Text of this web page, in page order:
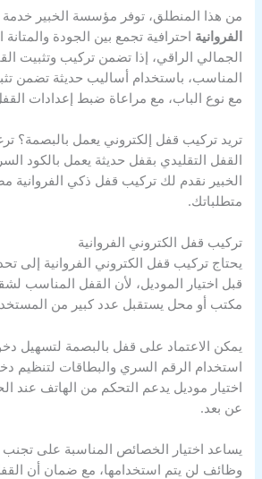
من هذا المنطلق، توفر مؤسسة الخبير
الفروانية احترافية تجمع بين الجودة والمتانة
الجمالي الراقي، إذا تضمن تركيب وتثبيت
المناسب، باستخدام أساليب حديثة تضمن
مع نوع الباب، مع مراعاة ضبط إعدادات
تريد تركيب قفل إلكتروني يعمل بالبصمة؟
القفل التقليدي بقفل حديثة يعمل بالكود
الخبير نقدم لك تركيب قفل ذكي الفروانية
متطلباتك.
تركيب قفل الكتروني الفروانية
يحتاج تركيب قفل الكتروني الفروانية إلى
قبل اختيار الموديل، لأن القفل المناسب
مكتب أو محل يستقبل عدد كبير من
يمكن الاعتماد على قفل بالبصمة لتسهيل
استخدام الرقم السري والبطاقات لتنظيم
اختيار موديل يدعم التحكم من الهاتف عند
عن بعد.
يساعد اختيار الخصائص المناسبة على
وظائف لن يتم استخدامها، مع ضمان أن